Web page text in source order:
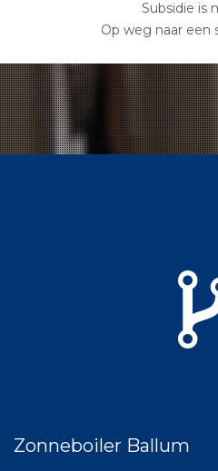
Subsidie is
Op weg naar een
Zonneboiler Ballum